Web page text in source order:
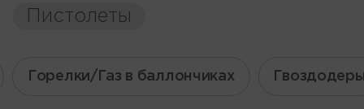
Пистолеты
Горелки/Газ в баллончиках